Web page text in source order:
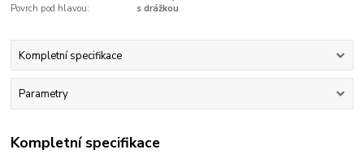
Povrch pod hlavou:
s drážkou
Kompletní specifikace
Parametry
Kompletní specifikace